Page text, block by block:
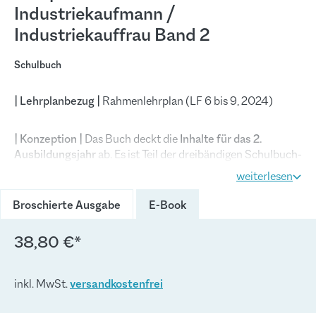
Industriekaufmann /
Industriekauffrau Band 2
Schulbuch
| Lehrplanbezug | Rahmenlehrplan (LF 6 bis 9, 2024)
| Konzeption | Das Buch deckt dieInhalte für das 2.
Ausbildungsjahrab. Es ist Teil der dreibändigen Schulbuch-
Im Vordergrund
steht das Ziel, die prozessorientierten Zusammenhänge im
Industriebetrieb unter Berücksichtigung der notwendigen
Fachsystematik anschaulich darzustellen.
Das Buch eignet sich ideal als
Wiederholung und zur eigenverantwortlichen
weiterlesen
Broschierte Ausgabe
E-Book
38,80 €*
inkl. MwSt.versandkostenfrei